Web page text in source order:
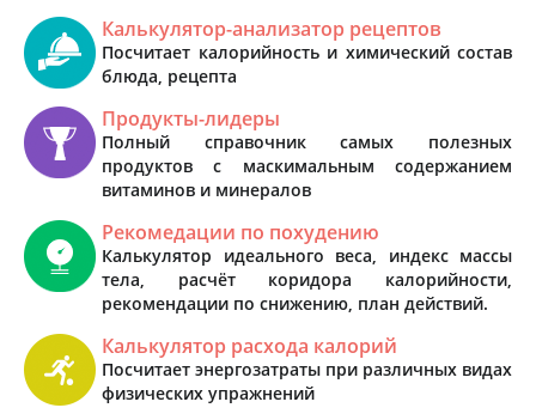
Калькулятор-анализатор рецептов
Посчитает калорийность и химический состав
блюда, рецепта
Продукты-лидеры
Полный справочник самых полезных
продуктов с маскимальным содержанием
витаминов и минералов
Рекомедации по похудению
Калькулятор идеального веса, индекс массы
тела, расчёт коридора калорийности,
рекомендации по снижению, план действий.
Калькулятор расхода калорий
Посчитает энергозатраты при различных видах
физических упражнений